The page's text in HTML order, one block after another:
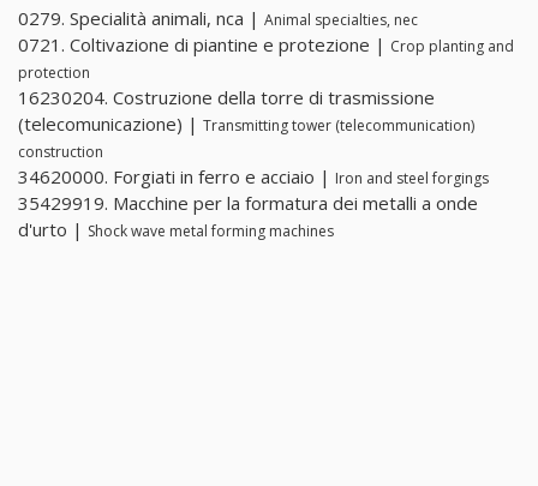
0279. Specialità animali, nca | Animal specialties, nec
0721. Coltivazione di piantine e protezione | Crop planting and
protection
16230204. Costruzione della torre di trasmissione
(telecomunicazione) | Transmitting tower (telecommunication)
construction
34620000. Forgiati in ferro e acciaio | Iron and steel forgings
35429919. Macchine per la formatura dei metalli a onde
d'urto | Shock wave metal forming machines